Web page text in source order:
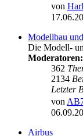
von
Modellbau
Die Modell-
Moderatoren:
362
2134
Letzter
von
Airbus